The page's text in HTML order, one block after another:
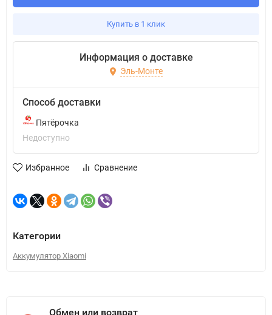
Купить в 1 клик
Информация о доставке
Эль-Монте
Способ доставки
Пятёрочка
Недоступно
Избранное Сравнение
Категории
Аккумулятор Xiaomi
Обмен или возврат